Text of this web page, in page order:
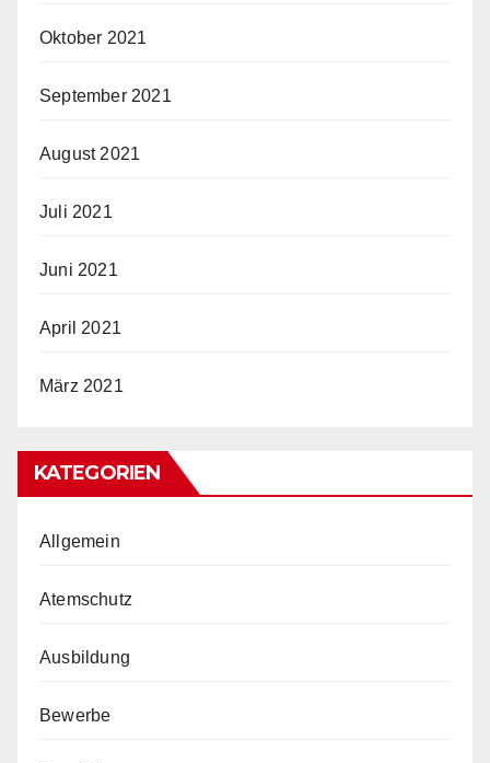
Oktober 2021
September 2021
August 2021
Juli 2021
Juni 2021
April 2021
März 2021
KATEGORIEN
Allgemein
Atemschutz
Ausbildung
Bewerbe